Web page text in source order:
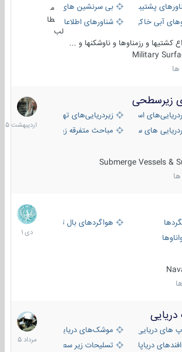
پشتیبانی
بی سرنشین های دریایی
آبی خاکی و نیروبرشناورهای اطلاعاتی و جاسوسی
طا
لب
کشتیها و رزمناوها و ناوشکنها و ...
Military
زیرسطحی
استراتژیکزیردریایی‌های تهاجمی
های سبک
مباحث متفرقه زیرسطحی
Submerge Vessels &
31
1405
هواگردهای بال ثابت
12
دی
1401
دریایی
موشک‌های دریایی
دریاپایه
تسلیحات زیر سطحی
2
مرداد
1405